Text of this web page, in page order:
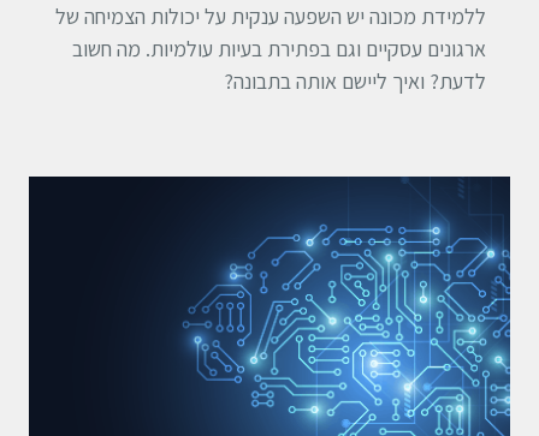
ללמידת מכונה יש השפעה ענקית על יכולות הצמיחה של
ארגונים עסקיים וגם בפתירת בעיות עולמיות. מה חשוב
לדעת? ואיך ליישם אותה בתבונה?